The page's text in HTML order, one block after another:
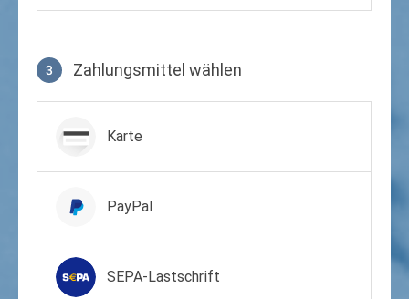
3 Zahlungsmittel wählen
Karte
PayPal
SEPA-Lastschrift